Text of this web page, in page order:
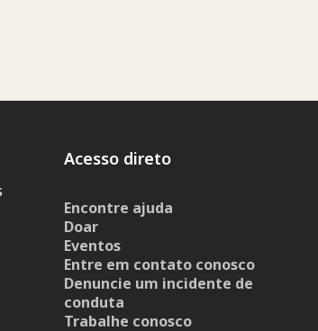
Acesso direto
Encontre ajuda
Doar
Eventos
Entre em contato conosco
Denuncie um incidente de
conduta
Trabalhe conosco